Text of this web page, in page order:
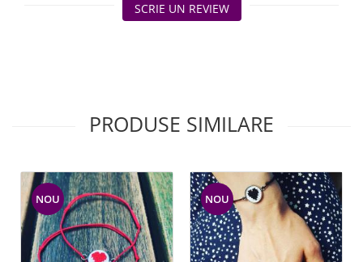
SCRIE UN REVIEW
PRODUSE SIMILARE
NOU NOU